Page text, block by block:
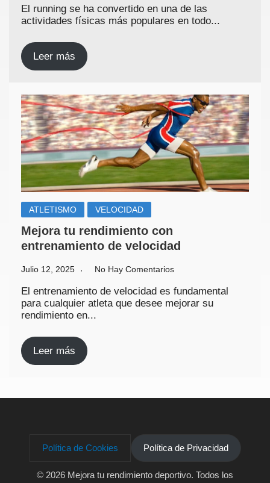
El running se ha convertido en una de las
actividades físicas más populares en todo...
Leer más
ATLETISMO VELOCIDAD
Mejora tu rendimiento con
entrenamiento de velocidad
Julio 12, 2025 No Hay Comentarios
El entrenamiento de velocidad es fundamental
para cualquier atleta que desee mejorar su
rendimiento en...
Leer más
Política de Cookies Política de Privacidad
© 2026 Mejora tu rendimiento deportivo. Todos los